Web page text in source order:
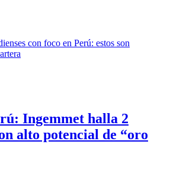
Ingemmet halla 2
alto potencial de “oro